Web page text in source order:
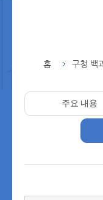
홈 구청 백
주요 내용